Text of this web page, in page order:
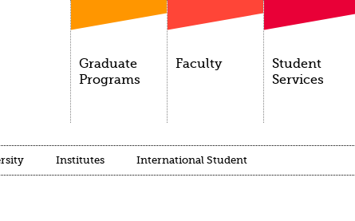
Graduate
Programs
Faculty
Student
Services
Institutes International Student